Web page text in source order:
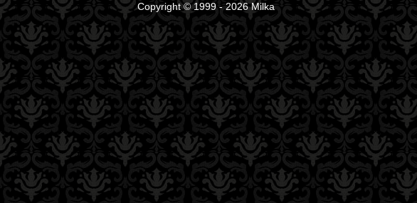
Copyright © 1999 - 2026 Milka